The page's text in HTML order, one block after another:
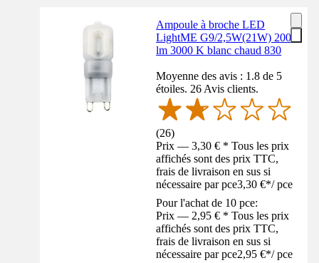
Ampoule à broche LED
LightME G9/2,5W(21W) 200
lm 3000 K blanc chaud 830
Moyenne des avis : 1.8 de 5
étoiles. 26 Avis clients.
(26)
Prix — 3,30 € * Tous les prix
affichés sont des prix TTC,
frais de livraison en sus si
nécessaire par pce3,30 €*/ pce
Pour l'achat de 10 pce:
Prix — 2,95 € * Tous les prix
affichés sont des prix TTC,
frais de livraison en sus si
nécessaire par pce2,95 €*/ pce